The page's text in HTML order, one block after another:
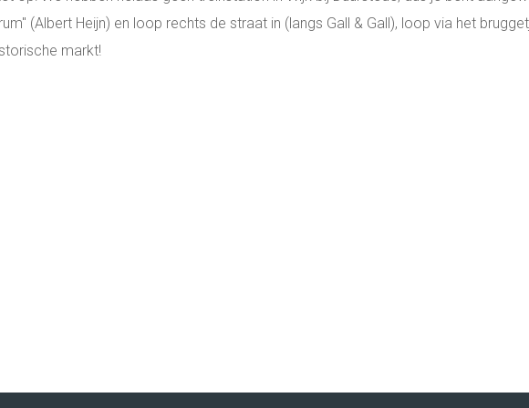
(Albert Heijn) en loop rechts de straat in (langs Gall & Gall), loop via het
markt!